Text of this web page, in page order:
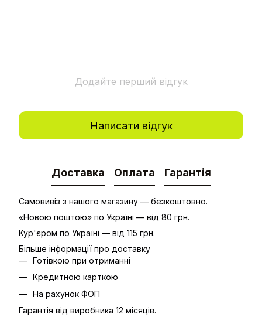
Додайте перший відгук
Написати відгук
Доставка Оплата Гарантія
Самовивіз з нашого магазину — безкоштовно.
«Новою поштою» по Україні — від 80 грн.
Кур'єром по Україні — від 115 грн.
Більше інформації про доставку
Готівкою при отриманні
Кредитною карткою
На рахунок ФОП
Гарантія від виробника 12 місяців.